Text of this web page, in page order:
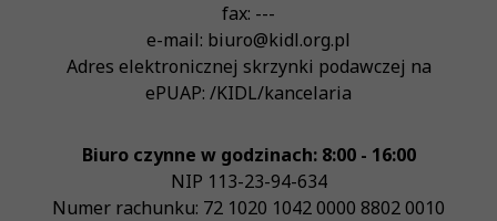
fax: ---
e-mail: biuro@kidl.org.pl
Adres elektronicznej skrzynki podawczej na
ePUAP: /KIDL/kancelaria
Biuro czynne w godzinach: 8:00 - 16:00
NIP 113-23-94-634
Numer rachunku: 72 1020 1042 0000 8802 0010